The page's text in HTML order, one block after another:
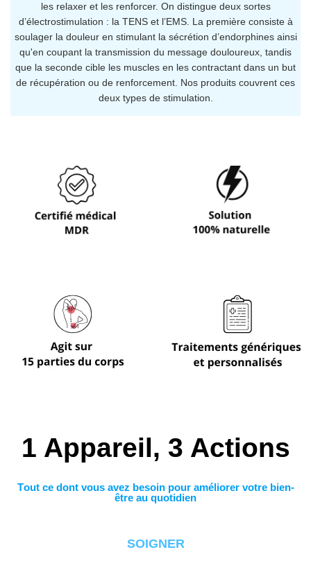
les relaxer et les renforcer. On distingue deux sortes
d’électrostimulation : la TENS et l’EMS. La première consiste à
soulager la douleur en stimulant la sécrétion d’endorphines ainsi
qu'en coupant la transmission du message douloureux, tandis
que la seconde cible les muscles en les contractant dans un but
de récupération ou de renforcement. Nos produits couvrent ces
deux types de stimulation.
1 Appareil, 3 Actions
Tout ce dont vous avez besoin pour améliorer votre bien-
être au quotidien
SOIGNER